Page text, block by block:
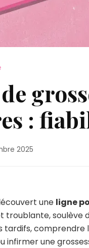
:
2025
une ligne
troublante, soulève
tardifs, comprendre
infirmer une